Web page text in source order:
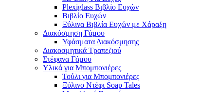
Plexiglass Βιβλίο Ευχών
Βιβλίο Ευχών
Ξύλινα Βιβλία Ευχών με Χάραξη
Διακόσμηση Γάμου
Υφάσματα Διακόσμησης
Διακοσμητικά Τραπεζιού
Στέφανα Γάμου
Υλικά για Μπομπονιέρες
Τούλι για Μπομπονιέρες
Ξύλινο Ντέφι Soap Tales